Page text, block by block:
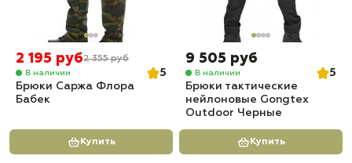
2 195 руб2 355 руб
В наличии
5
Брюки Саржа Флора
Бабек
Купить
9 505 руб
В наличии
5
Брюки тактические
нейлоновые Gongtex
Outdoor Черные
Купить